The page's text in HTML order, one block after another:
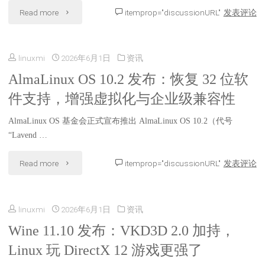
WSL，
Windows
原
运
Linux
常
Read more "T2
26.6
发
布，
内
核
itemprop="discussionURL" 发表评论
linuxmi 2026年6月1日 资讯
AlmaLinux OS 10.2 发布：恢复 32 位软
件支持，增强虚拟化与企业级兼容性
AlmaLinux OS 基金会正式宣布推出 AlmaLinux OS 10.2（代号
“Lavend …
Read more "AlmaLinux
10.2
发
布：
itemprop="discussionURL" 发表评论
linuxmi 2026年6月1日 资讯
Wine 11.10 发布：VKD3D 2.0 加持，
Linux 玩 DirectX 12 游戏更强了